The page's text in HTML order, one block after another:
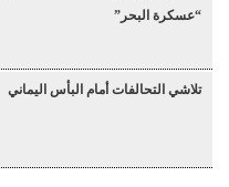
“عسكرة البحر”
تلاشي التحالفات أمام البأس اليماني